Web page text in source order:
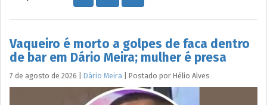
Vaqueiro é morto a golpes de faca dentro
de bar em Dário Meira; mulher é presa
7 de agosto de 2026 Dário Meira Postado por Hélio Alves